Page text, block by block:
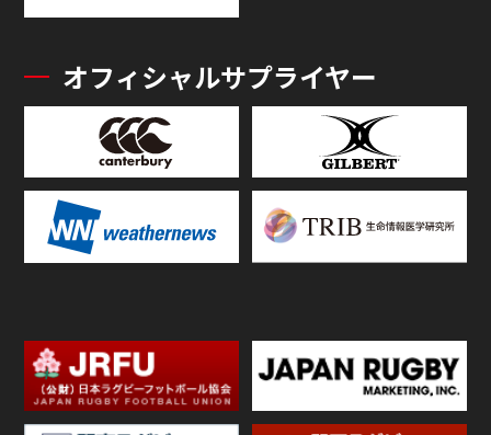
オフィシャルサプライヤー